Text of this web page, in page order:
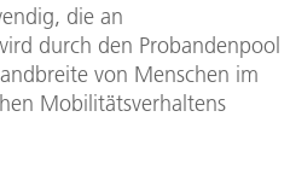
die an
durch den Probandenpool
von Menschen im
Mobilitätsverhaltens